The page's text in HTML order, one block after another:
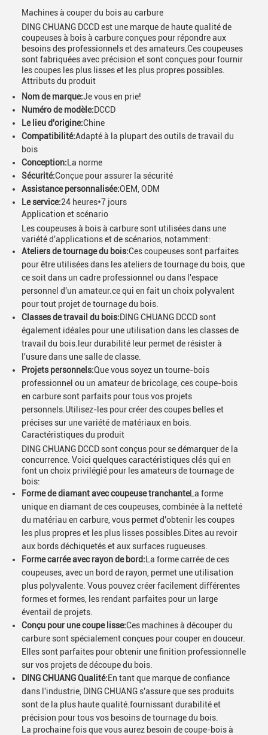
Machines à couper du bois au carbure
DING CHUANG DCCD est une marque de haute qualité de
coupeuses à bois à carbure conçues pour répondre aux
besoins des professionnels et des amateurs.Ces coupeuses
sont fabriquées avec précision et sont conçues pour fournir
les coupes les plus lisses et les plus propres possibles.
Attributs du produit
Nom de marque:Je vous en prie!
Numéro de modèle:DCCD
Le lieu d'origine:Chine
Compatibilité:Adapté à la plupart des outils de travail du
bois
Conception: La norme
Sécurité:Conçue pour assurer la sécurité
Assistance personnalisée:OEM, ODM
Le service:24 heures*7 jours
Application et scénario
Les coupeuses à bois à carbure sont utilisées dans une
variété d'applications et de scénarios, notamment:
Ateliers de tournage du bois:Ces coupeuses sont parfaites
pour être utilisées dans les ateliers de tournage du bois, que
ce soit dans un cadre professionnel ou dans l'espace
personnel d'un amateur.ce qui en fait un choix polyvalent
pour tout projet de tournage du bois.
Classes de travail du bois:DING CHUANG DCCD sont
également idéales pour une utilisation dans les classes de
travail du bois.leur durabilité leur permet de résister à
l'usure dans une salle de classe.
Projets personnels:Que vous soyez un tourne-bois
professionnel ou un amateur de bricolage, ces coupe-bois
en carbure sont parfaits pour tous vos projets
personnels.Utilisez-les pour créer des coupes belles et
précises sur une variété de matériaux en bois.
Caractéristiques du produit
DING CHUANG DCCD sont conçus pour se démarquer de la
concurrence. Voici quelques caractéristiques clés qui en
font un choix privilégié pour les amateurs de tournage de
bois:
Forme de diamant avec coupeuse tranchanteLa forme
unique en diamant de ces coupeuses, combinée à la netteté
du matériau en carbure, vous permet d'obtenir les coupes
les plus propres et les plus lisses possibles.Dites au revoir
aux bords déchiquetés et aux surfaces rugueuses.
Forme carrée avec rayon de bord: La forme carrée de ces
coupeuses, avec un bord de rayon, permet une utilisation
plus polyvalente. Vous pouvez créer facilement différentes
formes et formes, les rendant parfaites pour un large
éventail de projets.
Conçu pour une coupe lisse:Ces machines à découper du
carbure sont spécialement conçues pour couper en douceur.
Elles sont parfaites pour obtenir une finition professionnelle
sur vos projets de découpe du bois.
DING CHUANG Qualité:En tant que marque de confiance
dans l'industrie, DING CHUANG s'assure que ses produits
sont de la plus haute qualité.fournissant durabilité et
précision pour tous vos besoins de tournage du bois.
La prochaine fois que vous aurez besoin de coupe-bois à